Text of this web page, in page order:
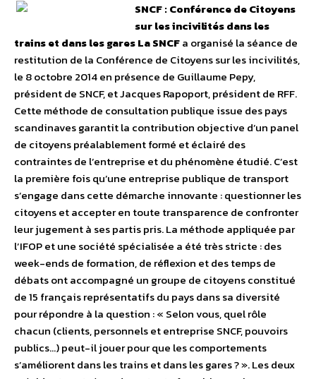
SNCF : Conférence de Citoyens
sur les incivilités dans les
trains et dans les garesLa SNCFa organisé la séance de
restitution de la Conférence de Citoyens sur les incivilités,
le 8 octobre 2014 en présence de Guillaume Pepy,
président de SNCF, et Jacques Rapoport, président de RFF.
Cette méthode de consultation publique issue des pays
scandinaves garantit la contribution objective d’un panel
de citoyens préalablement formé et éclairé des
contraintes de l’entreprise et du phénomène étudié. C’est
la première fois qu’une entreprise publique de transport
s’engage dans cette démarche innovante : questionner les
citoyens et accepter en toute transparence de confronter
leur jugement à ses partis pris. La méthode appliquée par
l’IFOP et une société spécialisée a été très stricte : des
week-ends de formation, de réflexion et des temps de
débats ont accompagné un groupe de citoyens constitué
de 15 français représentatifs du pays dans sa diversité
pour répondre à la question : « Selon vous, quel rôle
chacun (clients, personnels et entreprise SNCF, pouvoirs
publics…) peut-il jouer pour que les comportements
s’améliorent dans les trains et dans les gares ? ». Les deux